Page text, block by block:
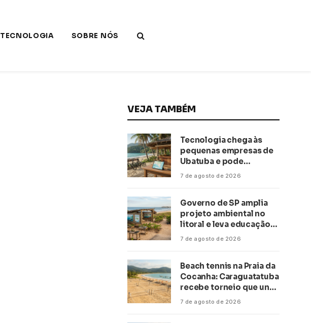
TECNOLOGIA SOBRE NÓS
VEJA TAMBÉM
Tecnologia chega às
pequenas empresas de
Ubatuba e pode
transformar negócios
7 de agosto de 2026
Governo de SP amplia
projeto ambiental no
litoral e leva educação
climática a escolas de 16
7 de agosto de 2026
Beach tennis na Praia da
Cocanha: Caraguatatuba
recebe torneio que une
esporte, lazer e mar
7 de agosto de 2026